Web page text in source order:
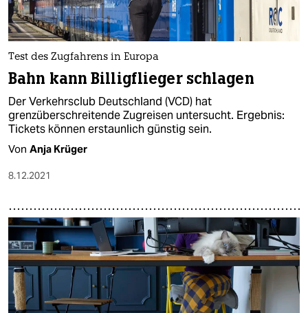
Test des Zugfahrens in Europa
Bahn kann Billigflieger schlagen
Der Verkehrsclub Deutschland (VCD) hat
grenzüberschreitende Zugreisen untersucht. Ergebnis:
Tickets können erstaunlich günstig sein.
Von Anja Krüger
8.12.2021